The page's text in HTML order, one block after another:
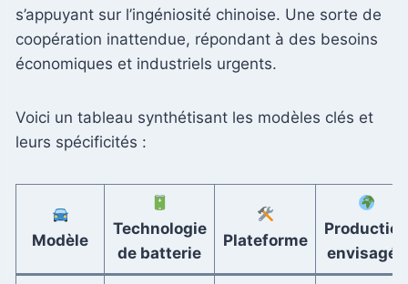
s’appuyant sur l’ingéniosité chinoise. Une sorte de
coopération inattendue, répondant à des besoins
économiques et industriels urgents.
Voici un tableau synthétisant les modèles clés et
leurs spécificités :
Modèle
Technologie
de batterie
Plateforme
Production
envisagée